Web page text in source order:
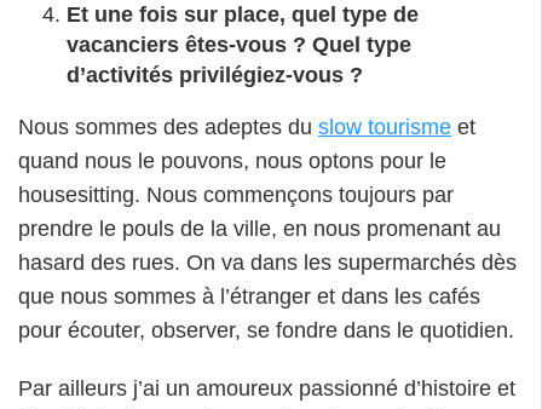
Et une fois sur place, quel type de
vacanciers êtes-vous ? Quel type
d’activités privilégiez-vous ?
Nous sommes des adeptes du slow tourisme et
quand nous le pouvons, nous optons pour le
housesitting. Nous commençons toujours par
prendre le pouls de la ville, en nous promenant au
hasard des rues. On va dans les supermarchés dès
que nous sommes à l’étranger et dans les cafés
pour écouter, observer, se fondre dans le quotidien.
Par ailleurs j’ai un amoureux passionné d’histoire et